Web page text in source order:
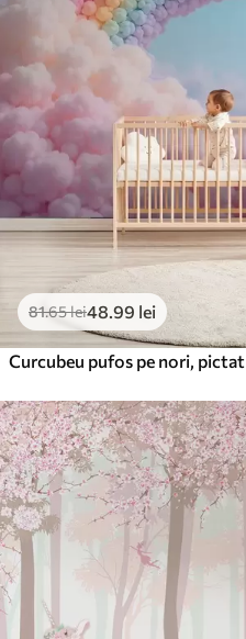
81.65lei48 .99 lei
Curcubeu pufos pe nori, pictat